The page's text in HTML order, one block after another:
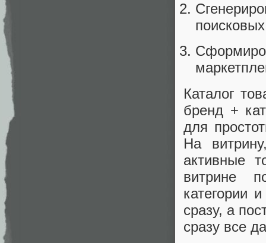
Каталог
бренд +
для
На
активные
витрине
категории
сразу, а
сразу все